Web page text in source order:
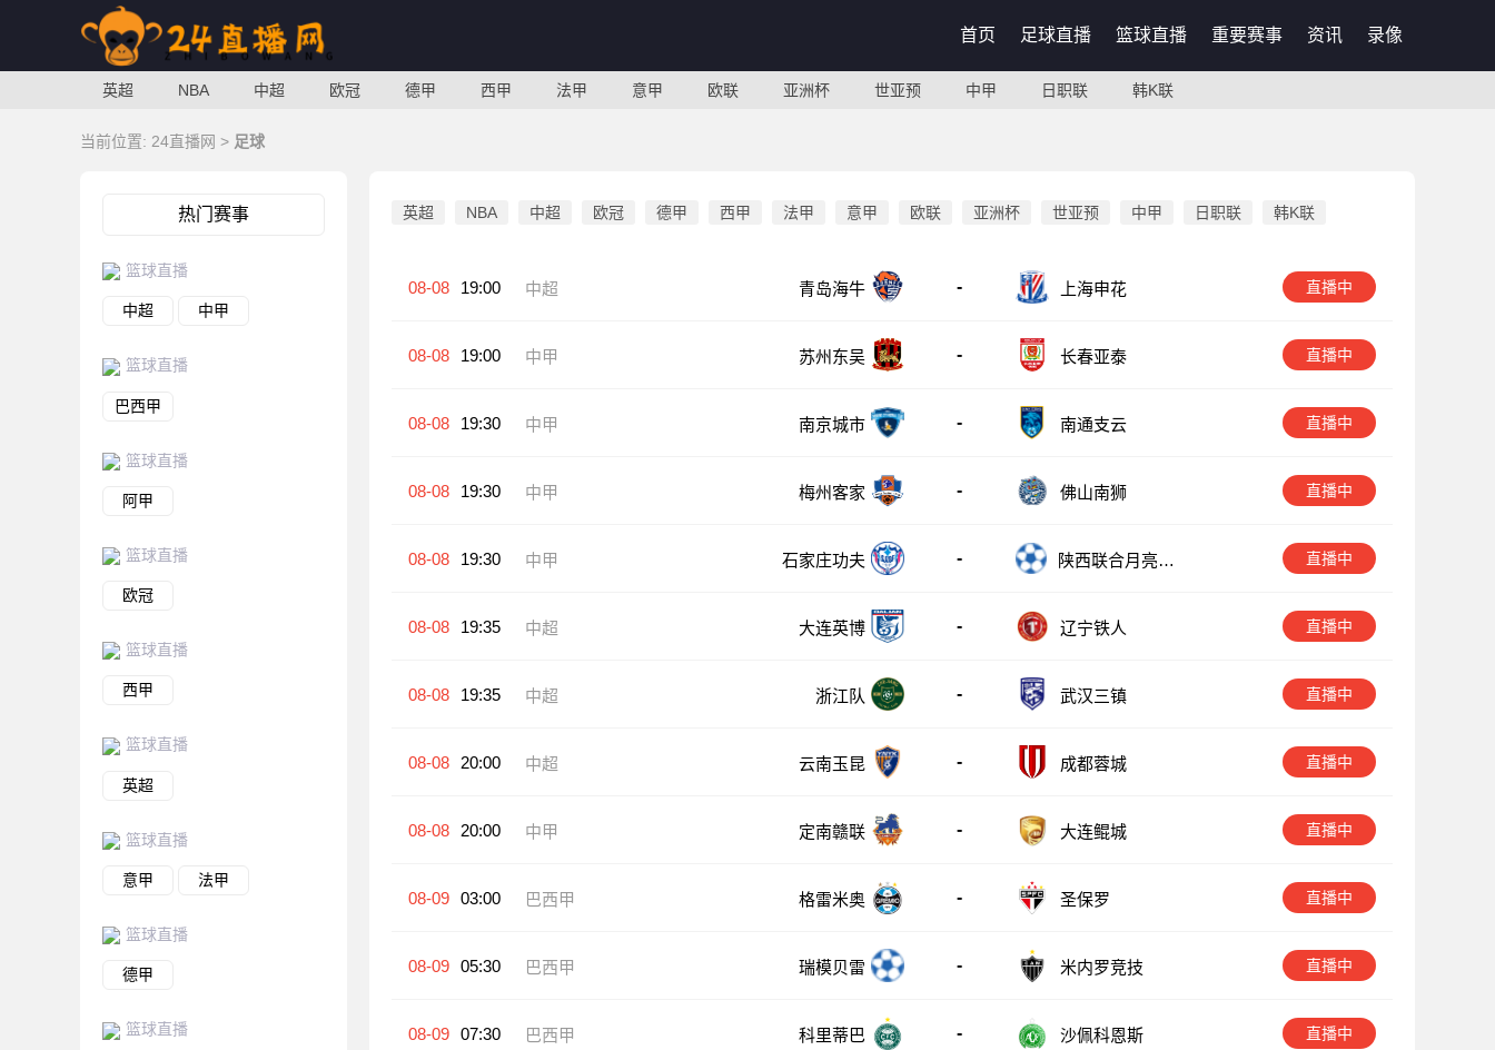
首页 足球直播 篮球直播 重要赛事 资讯 录像
英超 NBA 中超 欧冠 德甲 西甲 法甲 意甲 欧联 亚洲杯 世亚预 中甲 日职联 韩K联
当前位置: 24直播网 > 足球
热门赛事
篮球直播
中超 中甲
篮球直播
巴西甲
篮球直播
阿甲
篮球直播
欧冠
篮球直播
西甲
篮球直播
英超
篮球直播
意甲 法甲
篮球直播
德甲
篮球直播
英超 NBA 中超 欧冠 德甲 西甲 法甲 意甲 欧联 亚洲杯 世亚预 中甲 日职联 韩K联
08-08 19:00 中超 青岛海牛 - 上海申花 直播中
08-08 19:00 中甲 苏州东吴 - 长春亚泰 直播中
08-08 19:30 中甲 南京城市 - 南通支云 直播中
08-08 19:30 中甲 梅州客家 - 佛山南狮 直播中
08-08 19:30 中甲 石家庄功夫 -
陕西联合月亮泊
直播中
08-08 19:35 中超 大连英博 - 辽宁铁人 直播中
08-08 19:35 中超 浙江队 - 武汉三镇 直播中
08-08 20:00 中超 云南玉昆 - 成都蓉城 直播中
08-08 20:00 中甲 定南赣联 - 大连鲲城 直播中
08-09 03:00 巴西甲 格雷米奥 - 圣保罗 直播中
08-09 05:30 巴西甲 瑞模贝雷 - 米内罗竞技 直播中
08-09 07:30 巴西甲 科里蒂巴 - 沙佩科恩斯 直播中